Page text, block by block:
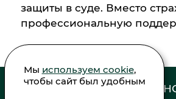
защиты в суде. Вместо
профессиональную
Мы используем cookie,
чтобы сайт был удобным